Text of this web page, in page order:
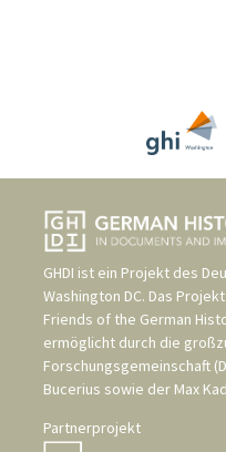
GHDI ist ein Projekt des
Washington DC. Das
Friends of the German
ermöglicht durch die
Forschungsgemeinschaft
Bucerius sowie der Max
Partnerprojekt